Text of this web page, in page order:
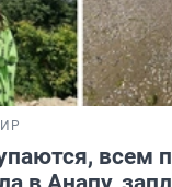
всем